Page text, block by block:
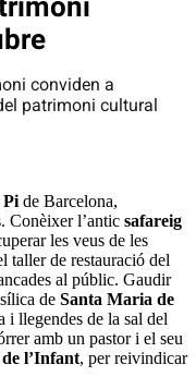
conviden a
patrimoni cultural
Pide Barcelona,
Conèixer l’antic safareig
les veus de les
taller de restauració del
al públic. Gaudir
de Santa Maria de
i llegendes de la sal del
amb un pastor i el seu
l’Infant, per reivindicar